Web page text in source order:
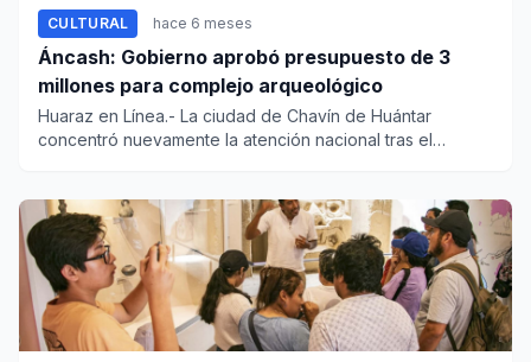
CULTURAL hace 6 meses
Áncash: Gobierno aprobó presupuesto de 3
millones para complejo arqueológico
Huaraz en Línea.- La ciudad de Chavín de Huántar
concentró nuevamente la atención nacional tras el